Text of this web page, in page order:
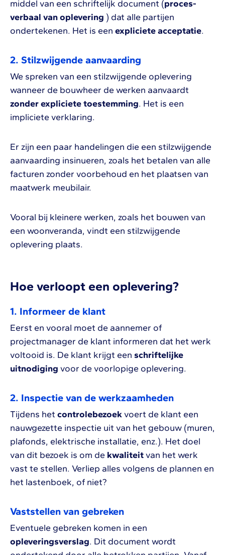
middel van een schriftelijk document (proces-
verbaal van oplevering ) dat alle partijen
ondertekenen. Het is een expliciete acceptatie.
2. Stilzwijgende aanvaarding
We spreken van een stilzwijgende oplevering
wanneer de bouwheer de werken aanvaardt
zonder expliciete toestemming. Het is een
impliciete verklaring.
Er zijn een paar handelingen die een stilzwijgende
aanvaarding insinueren, zoals het betalen van alle
facturen zonder voorbehoud en het plaatsen van
maatwerk meubilair.
Vooral bij kleinere werken, zoals het bouwen van
een woonveranda, vindt een stilzwijgende
oplevering plaats.
Hoe verloopt een oplevering?
1. Informeer de klant
Eerst en vooral moet de aannemer of
projectmanager de klant informeren dat het werk
voltooid is. De klant krijgt een schriftelijke
uitnodiging voor de voorlopige oplevering.
2. Inspectie van de werkzaamheden
Tijdens het controlebezoekvoert de klant een
nauwgezette inspectie uit van het gebouw (muren,
plafonds, elektrische installatie, enz.). Het doel
van dit bezoek is om de kwaliteitvan het werk
vast te stellen. Verliep alles volgens de plannen en
het lastenboek, of niet?
Vaststellen van gebreken
Eventuele gebreken komen in een
opleveringsverslag. Dit document wordt